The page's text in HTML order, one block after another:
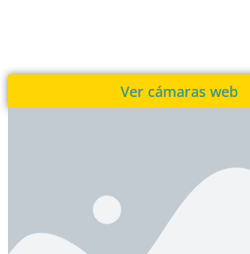
Ver cámaras web